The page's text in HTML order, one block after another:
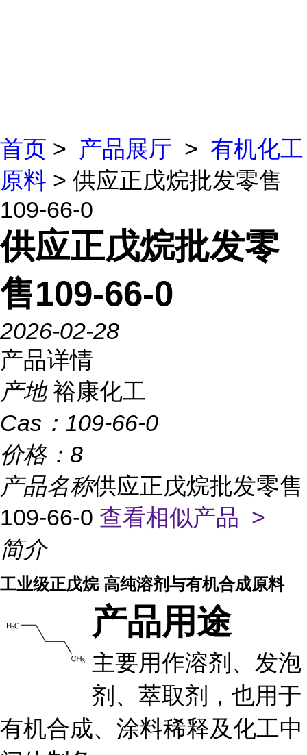
首页 > 产品展厅 > 有机化工
原料 > 供应正戊烷批发零售
109-66-0
供应正戊烷批发零
售109-66-0
2026-02-28
产品详情
产地 裕康化工
Cas： 109-66-0
价格： 8
产品名称供应正戊烷批发零售
109-66-0 查看相似产品 >
简介
工业级正戊烷 高纯溶剂与有机合成原料
产品用途
主要用作溶剂、发泡
剂、萃取剂，也用于
有机合成、涂料稀释及化工中